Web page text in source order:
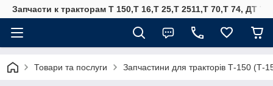
Запчасти к тракторам Т 150,Т 16,Т 25,Т 2511,Т 70,Т 74, ДТ
Товари та послуги Запчастини для тракторів Т-150